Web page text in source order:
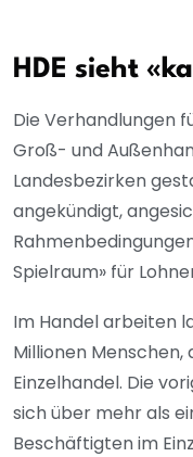
HDE sieht
Die Verhandlungen
Groß- und
Landesbezirken
angekündigt,
Spielraum» für
Im Handel arbeiten
Millionen Menschen,
Einzelhandel. Die
sich über mehr als
Beschäftigten im